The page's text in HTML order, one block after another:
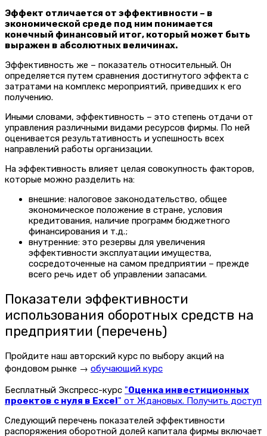
Эффект отличается от эффективности – в
экономической среде под ним понимается
конечный финансовый итог, который может быть
выражен в абсолютных величинах.
Эффективность же – показатель относительный. Он
определяется путем сравнения достигнутого эффекта с
затратами на комплекс мероприятий, приведших к его
получению.
Иными словами, эффективность – это степень отдачи от
управления различными видами ресурсов фирмы. По ней
оценивается результативность и успешность всех
направлений работы организации.
На эффективность влияет целая совокупность факторов,
которые можно разделить на:
внешние: налоговое законодательство, общее
экономическое положение в стране, условия
кредитования, наличие программ бюджетного
финансирования и т.д.;
внутренние: это резервы для увеличения
эффективности эксплуатации имущества,
сосредоточенные на самом предприятии – прежде
всего речь идет об управлении запасами.
Показатели эффективности
использования оборотных средств на
предприятии (перечень)
Пройдите наш авторский курс по выбору акций на
фондовом рынке → обучающий курс
Бесплатный Экспресс-курс "Оценка инвестиционных
проектов с нуля в Excel" от Ждановых. Получить доступ
Следующий перечень показателей эффективности
распоряжения оборотной долей капитала фирмы включает